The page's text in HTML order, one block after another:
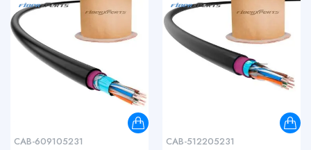
CAB-609105231 CAB-512205231